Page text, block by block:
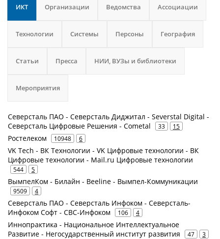
ИКТ Организации Ведомства Ассоциации
Технологии Системы Персоны География
Статьи Пресса НИИ, ВУЗы и библиотеки
Мероприятия
Северсталь ПАО - Северсталь Диджитал - Severstal Digital -
Северсталь Цифровые Решения - Cometal
33 15
Ростелеком 10948 6
VK Tech - ВК Технологии - VK Цифровые технологии - ВК
Цифровые технологии - Mail.ru Цифровые технологии
544 5
ВымпелКом - Билайн - Beeline - Вымпел-Коммуникации
9509 4
Северсталь ПАО - Северсталь Инфоком - Северсталь-
Инфоком Софт - СВС-Инфоком
106 4
Иннопрактика - Национальное Интеллектуальное
Развитие - Негосударственный институт развития
47 3